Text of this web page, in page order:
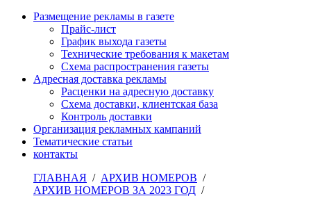
Размещение рекламы в газете
Прайс-лист
График выхода газеты
Технические требования к макетам
Схема распространения газеты
Адресная доставка рекламы
Расценки на адресную доставку
Схема доставки, клиентская база
Контроль доставки
Организация рекламных кампаний
Тематические статьи
контакты
ГЛАВНАЯ / АРХИВ НОМЕРОВ /
АРХИВ НОМЕРОВ ЗА 2023 ГОД /